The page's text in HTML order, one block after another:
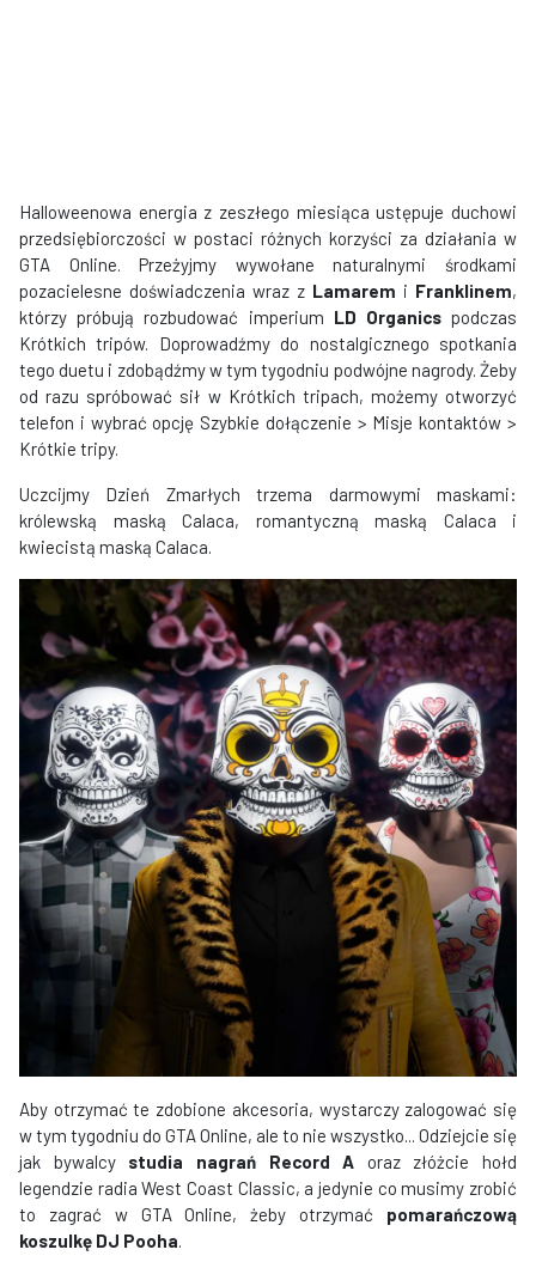
Halloweenowa energia z zeszłego miesiąca ustępuje duchowi
przedsiębiorczości w postaci różnych korzyści za działania w
GTA Online. Przeżyjmy wywołane naturalnymi środkami
pozacielesne doświadczenia wraz z Lamarem i Franklinem,
którzy próbują rozbudować imperium LD Organicspodczas
Krótkich tripów. Doprowadźmy do nostalgicznego spotkania
tego duetu i zdobądźmy w tym tygodniu podwójne nagrody. Żeby
od razu spróbować sił w Krótkich tripach, możemy otworzyć
telefon i wybrać opcję Szybkie dołączenie > Misje kontaktów >
Krótkie tripy.
Uczcijmy Dzień Zmarłych trzema darmowymi maskami:
królewską maską Calaca, romantyczną maską Calaca i
kwiecistą maską Calaca.
Aby otrzymać te zdobione akcesoria, wystarczy zalogować się
w tym tygodniu do GTA Online, ale to nie wszystko... Odziejcie się
jak bywalcy studia nagrań Record A oraz złóżcie hołd
legendzie radia West Coast Classic, a jedynie co musimy zrobić
to zagrać w GTA Online, żeby otrzymać pomarańczową
koszulkę DJ Pooha.